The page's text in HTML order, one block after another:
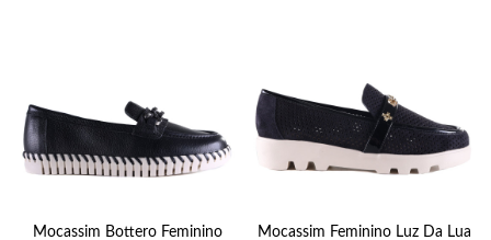
Mocassim Bottero Feminino
Mocassim Feminino Luz Da Lua